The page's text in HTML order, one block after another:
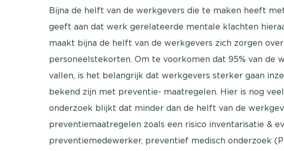
Bijna de helft van de werkgevers die te maken heeft
geeft aan dat werk gerelateerde mentale klachten
maakt bijna de helft van de werkgevers zich zorgen
personeelstekorten. Om te voorkomen dat 95% van de
vallen, is het belangrijk dat werkgevers sterker gaan
bekend zijn met preventie- maatregelen. Hier is nog
onderzoek blijkt dat minder dan de helft van de
preventiemaatregelen zoals een risico inventarisatie &
preventiemedewerker, preventief medisch onderzoek